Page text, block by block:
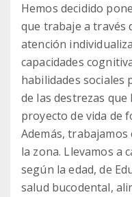
Hemos decidido
que trabaje a través
atención
capacidades
habilidades sociales
de las destrezas
proyecto de vida de
Además,
la zona. Llevamos a
según la edad, de
salud bucodental,